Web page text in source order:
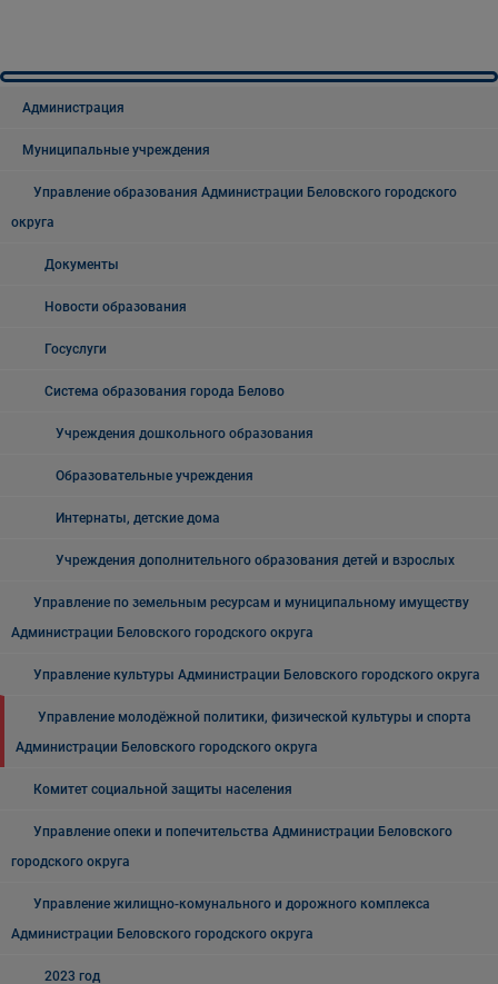
Администрация
Муниципальные учреждения
Управление образования Администрации Беловского городского
округа
Документы
Новости образования
Госуслуги
Система образования города Белово
Учреждения дошкольного образования
Образовательные учреждения
Интернаты, детские дома
Учреждения дополнительного образования детей и взрослых
Управление по земельным ресурсам и муниципальному имуществу
Администрации Беловского городского округа
Управление культуры Администрации Беловского городского округа
Управление молодёжной политики, физической культуры и спорта
Администрации Беловского городского округа
Комитет социальной защиты населения
Управление опеки и попечительства Администрации Беловского
городского округа
Управление жилищно-комунального и дорожного комплекса
Администрации Беловского городского округа
2023 год